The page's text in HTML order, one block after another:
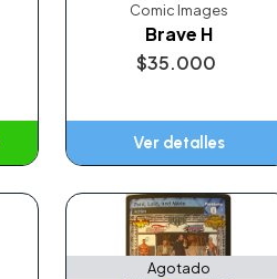
Comic Images
Brave H
$35.000
Ver detalles
Agotado